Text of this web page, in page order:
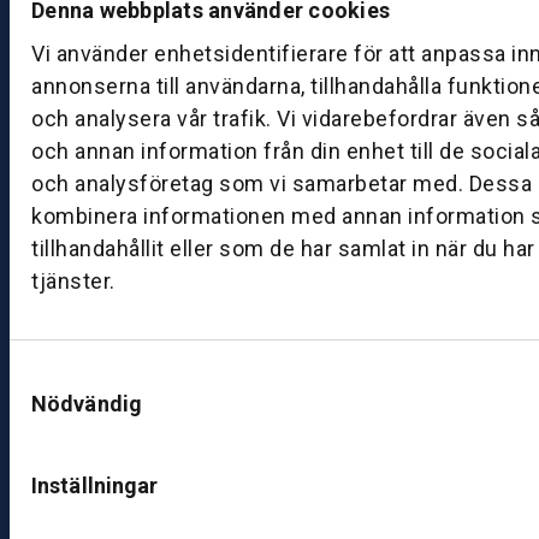
Denna webbplats använder cookies
Vi använder enhetsidentifierare för att anpassa
annonserna till användarna, tillhandahålla
och analysera vår trafik. Vi vidarebefordrar även
och annan information från din enhet till de
och analysföretag som vi samarbetar med. Dessa
kombinera informationen med annan information
tillhandahållit eller som de har samlat in när du
tjänster.
Nödvändig
Inställningar
g:
0
8:
0
1
7:
0
B
S